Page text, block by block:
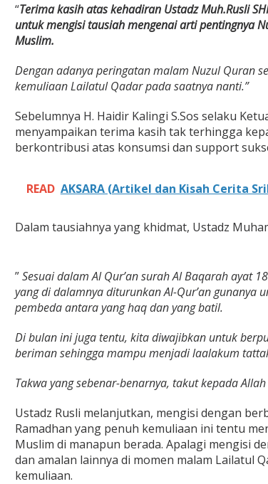
R
o
h
o
t
l
J
a
n
a
h
d
a
n
P
e
r
n
g
a
a
N
u
u
l
“Terima kasih atas kehadiran Ustadz Muh.Rusli
untuk mengisi tausiah mengenai arti pentingnya
Muslim.
Dengan adanya peringatan malam Nuzul Quran
kemuliaan Lailatul Qadar pada saatnya nanti.”
Sebelumnya H. Haidir Kalingi S.Sos selaku
menyampaikan terima kasih tak terhingga
berkontribusi atas konsumsi dan support
READ AKSARA (Artikel dan Kisah Cerita
Dalam tausiahnya yang khidmat, Ustadz
”Sesuai dalam Al Qur’an surah Al Baqarah ayat
yang di dalamnya diturunkan Al-Qur’an gunanya
pembeda antara yang haq dan yang batil.
Di bulan ini juga tentu, kita diwajibkan untuk
beriman sehingga mampu menjadi laalakum
Takwa yang sebenar-benarnya, takut kepada Allah
Ustadz Rusli melanjutkan, mengisi dengan
Ramadhan yang penuh kemuliaan ini tentu
Muslim di manapun berada. Apalagi mengisi
dan amalan lainnya di momen malam Lailatul
kemuliaan.